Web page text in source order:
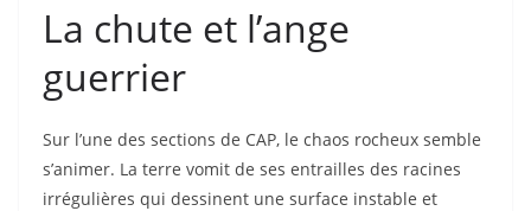
La chute et l’ange
guerrier
Sur l’une des sections de CAP, le chaos rocheux semble
s’animer. La terre vomit de ses entrailles des racines
irrégulières qui dessinent une surface instable et